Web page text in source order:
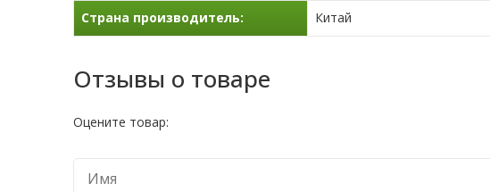
Страна производитель: Китай
Отзывы о товаре
Оцените товар: